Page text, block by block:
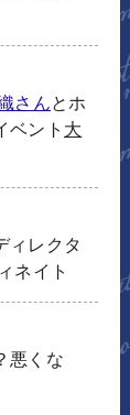
さんとホ
ベント 大
ィレクタ
ネイト
悪くな